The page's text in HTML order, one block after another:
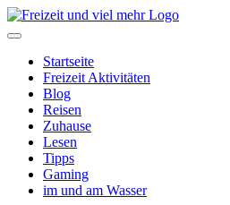
Skip
to
Startseite
Freizeit Aktivitäten
Blog
Reisen
Zuhause
Lesen
Tipps
Gaming
im und am Wasser